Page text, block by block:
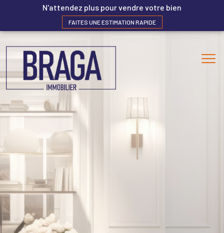
N'attendez plus pour vendre votre bien
FAITES UNE ESTIMATION RAPIDE